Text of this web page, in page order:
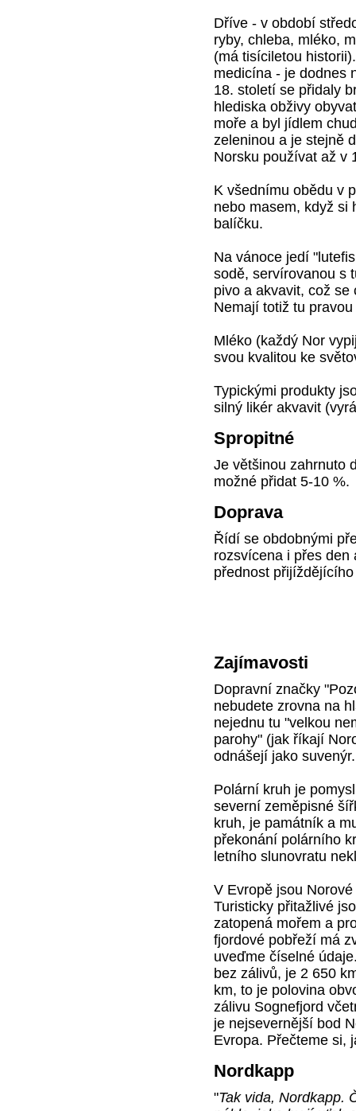
Dříve - v období
ryby, chleba, mléko,
(má tisíciletou
medicína - je dodnes
18. století se přidaly
hlediska obživy
moře a byl jídlem
zeleninou a je stejně
Norsku používat až v
K všednímu obědu v
nebo masem, když si
balíčku.
Na vánoce jedí
sodě, servírovanou s
pivo a akvavit, což
Nemají totiž tu
Mléko (každý Nor
svou kvalitou ke
Typickými produkty
silný likér akvavit
Spropitné
Je většinou zahrnuto
možné přidat 5-10 %.
Doprava
Řídí se obdobnými
rozsvícena i přes den
přednost
Zajímavosti
Dopravní značky
nebudete zrovna na
nejednu tu "velkou
parohy" (jak říkají
odnášejí jako suvenýr.
Polární kruh je
severní zeměpisné
kruh, je památník a
překonání polárního
letního slunovratu
V Evropě jsou
Turisticky přitažlivé
zatopená mořem a
fjordové pobřeží má
uveďme číselné
bez zálivů, je 2 650
km, to je polovina
zálivu Sognefjord
je nejsevernější bod
Evropa. Přečteme si,
Nordkapp
"Tak vida, Nordkapp.